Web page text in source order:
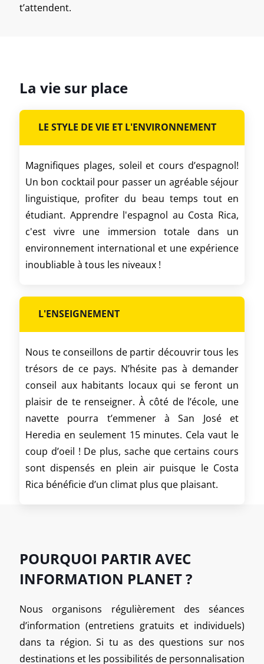
t’attendent.
La vie sur place
LE STYLE DE VIE ET L'ENVIRONNEMENT
Magnifiques plages, soleil et cours d’espagnol!
Un bon cocktail pour passer un agréable séjour
linguistique, profiter du beau temps tout en
étudiant. Apprendre l'espagnol au Costa Rica,
c'est vivre une immersion totale dans un
environnement international et une expérience
inoubliable à tous les niveaux !
L'ENSEIGNEMENT
Nous te conseillons de partir découvrir tous les
trésors de ce pays. N’hésite pas à demander
conseil aux habitants locaux qui se feront un
plaisir de te renseigner. À côté de l’école, une
navette pourra t’emmener à San José et
Heredia en seulement 15 minutes. Cela vaut le
coup d’oeil ! De plus, sache que certains cours
sont dispensés en plein air puisque le Costa
Rica bénéficie d’un climat plus que plaisant.
POURQUOI PARTIR AVEC
INFORMATION PLANET ?
Nous organisons régulièrement des séances
d’information (entretiens gratuits et individuels)
dans ta région. Si tu as des questions sur nos
destinations et les possibilités de personnalisation